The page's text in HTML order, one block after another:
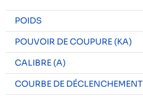
POIDS
POUVOIR DE COUPURE (KA)
CALIBRE (A)
COURBE DE DÉCLENCHEMENT